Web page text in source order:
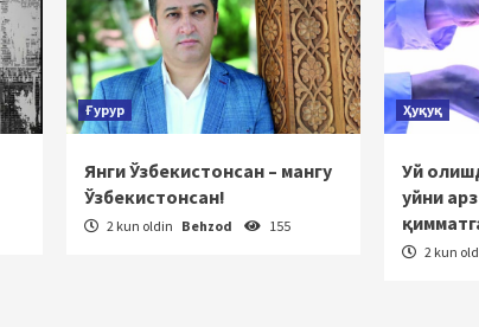
Ғурур
Янги Ўзбекистонсан – мангу
Ўзбекистонсан!
2 kun oldin Behzod 155
Ҳуқуқ
Уй
уйни
2 kun